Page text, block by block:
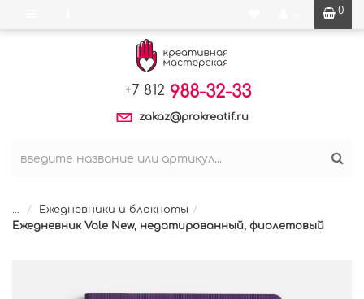
0
+7 812 988-32-33
zakaz@prokreatif.ru
...
Ежедневники и блокноты
Ежедневник Vale New, недатированный, фиолетовый